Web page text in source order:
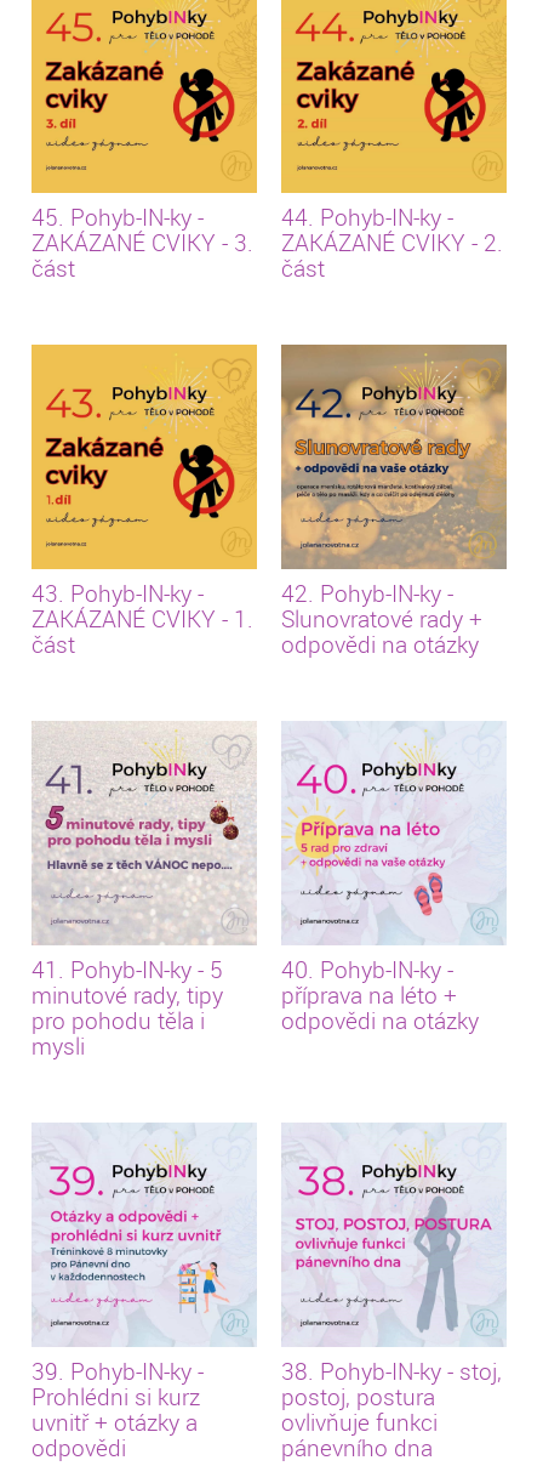
45. Pohyb-IN-ky -
ZAKÁZANÉ CVIKY - 3.
část
44. Pohyb-IN-ky -
ZAKÁZANÉ CVIKY - 2.
část
43. Pohyb-IN-ky -
ZAKÁZANÉ CVIKY - 1.
část
42. Pohyb-IN-ky -
Slunovratové rady +
odpovědi na otázky
41. Pohyb-IN-ky - 5
minutové rady, tipy
pro pohodu těla i
mysli
40. Pohyb-IN-ky -
příprava na léto +
odpovědi na otázky
39. Pohyb-IN-ky -
Prohlédni si kurz
uvnitř + otázky a
odpovědi
38. Pohyb-IN-ky - stoj,
postoj, postura
ovlivňuje funkci
pánevního dna